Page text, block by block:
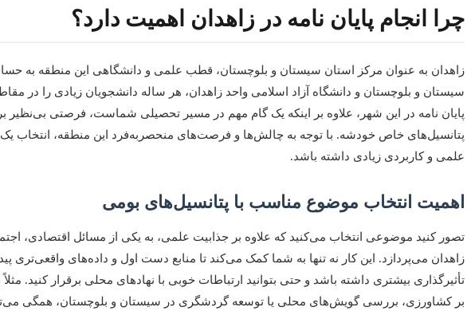
چرا انجام پایان نامه در زاهدان اهمیت دارد؟
زاهدان به عنوان مرکز استان سیستان و بلوچستان، قطب علمی و دانشگاهی این منطقه به
سیستان و بلوچستان و دانشگاه آزاد اسلامی واحد زاهدان، هر ساله دانشجویان زیادی را در
پایان نامه در این شهر، علاوه بر اینکه یک گام مهم در مسیر تحصیلی شماست، فرصتی
پتانسیل‌های خاص خودشه. با توجه به چالش‌ها و فرصت‌های منحصربه‌فرد این منطقه، انتخاب
علمی و کاربردی زیادی داشته باشد.
اهمیت انتخاب موضوع مناسب با پتانسیل‌های بومی
تصور کنید موضوعی انتخاب می‌کنید که علاوه بر جذابیت علمی، به یکی از مسائل اقتصادی،
زاهدان می‌پردازد. این کار نه تنها به شما کمک می‌کند تا منابع دست اول و داده‌های واقعی‌تری
تأثیرگذاری بیشتری داشته باشد و حتی بتوانید ارتباطات خوبی با نهادهای محلی برقرار کنید.
بر کشاورزی، بررسی گویش‌های محلی یا توسعه گردشگری در سیستان و بلوچستان، همگی